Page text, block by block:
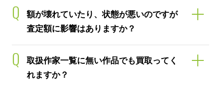
Q
額が壊れていたり、状態が悪いのですが
査定額に影響はありますか？
Q
取扱作家一覧に無い作品でも買取ってく
れますか？